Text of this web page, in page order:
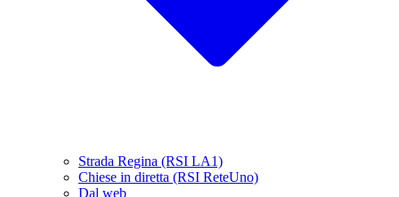
Strada Regina (RSI LA1)
Chiese in diretta (RSI ReteUno)
Dal web